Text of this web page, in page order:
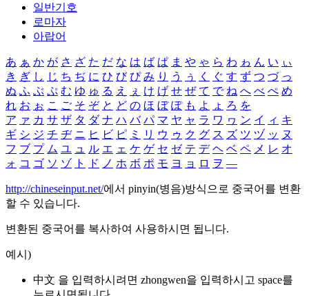
일반기호
로마자
아랍어
あ ぁ か が さ ざ た だ な は ば ぱ ま や ゃ ら わ ゎ ん い ぃ
き ぎ し じ ち ぢ に ひ び ぴ み り う ぅ く ぐ す ず つ づ っ
ぬ ふ ぶ ぷ む ゆ ゅ る え ぇ け げ せ ぜ て で ね へ べ ぺ め
れ お ぉ こ ご そ ぞ と ど の ほ ぼ ぽ も よ ょ ろ を
ア ァ カ サ ザ タ ダ ナ ハ バ パ マ ヤ ャ ラ ワ ヮ ン イ ィ キ
ギ シ ジ チ ヂ ニ ヒ ビ ピ ミ リ ウ ゥ ク グ ス ズ ツ ヅ ッ ヌ
フ ブ プ ム ユ ュ ル エ ェ ケ ゲ セ ゼ テ デ ヘ ベ ペ メ レ オ
ォ コ ゴ ソ ゾ ト ド ノ ホ ボ ポ モ ヨ ョ ロ ヲ ―
http://chineseinput.net/에서 pinyin(병음)방식으로 중국어를 변환
할 수 있습니다.
변환된 중국어를 복사하여 사용하시면 됩니다.
예시)
中文 을 입력하시려면 zhongwen을 입력하시고 space를